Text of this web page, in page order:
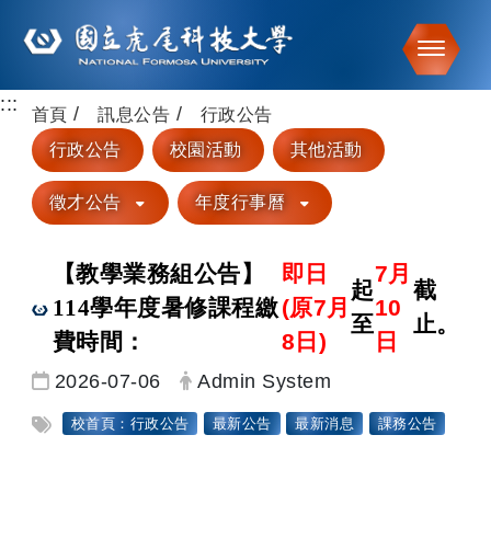
跳到主要內容
::: 首頁 訊息公告
行政公告
行政公告
校園活動 其他活動
徵才公告 年度行事曆
【教學業務組公告】
114學年度暑修課程繳
費時間：
即日
(原7月
8日)
起
至
7月
10
日
截
止。
日期：
2026-07-06 發布者：
Admin System
標籤：
校首頁：行政公告 最新公告 最新消息 課務公告